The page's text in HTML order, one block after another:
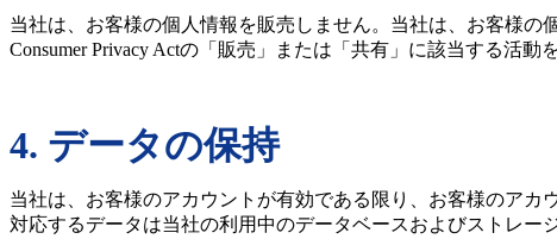
当社は、お客様の個人情報を販売しません。当社は、お客様
Consumer Privacy Actの「販売」または「共有」に該当する活動
4. データの保持
当社は、お客様のアカウントが有効である限り、お客様のアカ
対応するデータは当社の利用中のデータベースおよびストレー